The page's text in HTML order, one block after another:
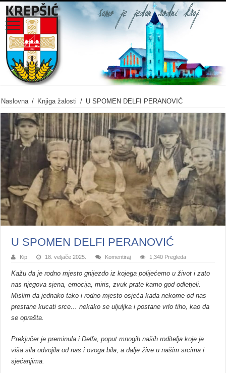
Naslovna / Knjiga žalosti / U SPOMEN DELFI PERANOVIĆ
U SPOMEN DELFI PERANOVIĆ
Kip 18. veljače 2025. Komentiraj 1,340 Pregleda
Kažu da je rodno mjesto gnijezdo iz kojega polijećemo u život i zato
nas njegova sjena, emocija, miris, zvuk prate kamo god odletjeli.
Mislim da jednako tako i rodno mjesto osjeća kada nekome od nas
prestane kucati srce… nekako se uljuljka i postane vrlo tiho, kao da
se oprašta.
Prekjučer je preminula i Delfa, poput mnogih naših roditelja koje je
viša sila odvojila od nas i ovoga bila, a dalje žive u našim srcima i
sjećanjima.